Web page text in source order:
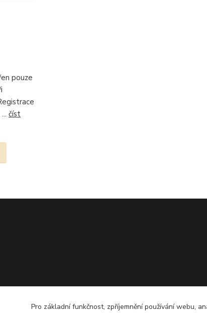
pouze
číst
Pro základní funkčnost, zpříjemnění používání webu,